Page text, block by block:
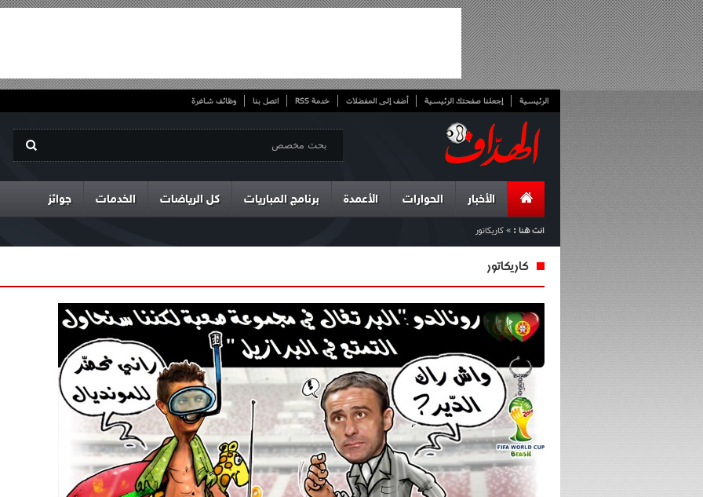
الرئيسية إجعلنا صفحتك الرئيسية أضف إلى المفضلات خدمة RSS اتصل بنا وظائف شاغرة
الأخبار الحوارات الأعمدة برنامج المباريات كل الرياضات الخدمات جوائز
انت هنا : » كاريكاتور
كاريكاتور